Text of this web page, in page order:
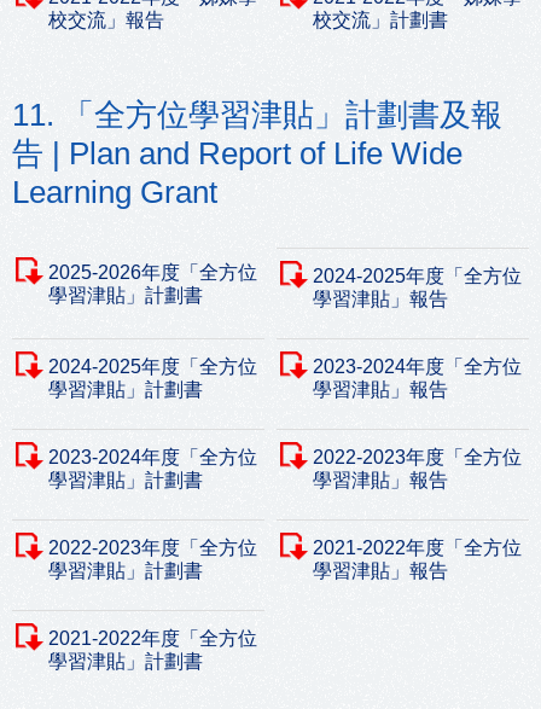
校交流」報告
校交流」計劃書
11. 「全方位學習津貼」計劃書及報
告 | Plan and Report of Life Wide
Learning Grant
2025-2026年度「全方位
學習津貼」計劃書
2024-2025年度「全方位
學習津貼」報告
2024-2025年度「全方位
學習津貼」計劃書
2023-2024年度「全方位
學習津貼」報告
2023-2024年度「全方位
學習津貼」計劃書
2022-2023年度「全方位
學習津貼」報告
2022-2023年度「全方位
學習津貼」計劃書
2021-2022年度「全方位
學習津貼」報告
2021-2022年度「全方位
學習津貼」計劃書